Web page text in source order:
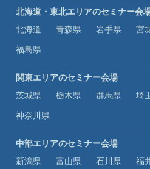
北海道・東北エリアのセミナー会
北海道
青森県 岩手県 宮
福島県
関東エリアのセミナー会場
茨城県
栃木県 群馬県 埼
神奈川県
中部エリアのセミナー会場
新潟県
富山県 石川県 福